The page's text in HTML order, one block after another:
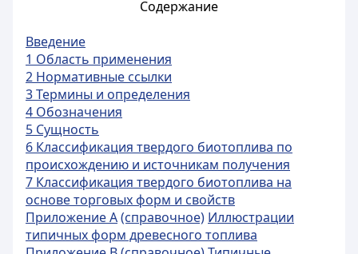
Содержание
Введение
1 Область применения
2 Нормативные ссылки
3 Термины и определения
4 Обозначения
5 Сущность
6 Классификация твердого биотоплива по
происхождению и источникам получения
7 Классификация твердого биотоплива на
основе торговых форм и свойств
Приложение А(справочное) Иллюстрации
типичных форм древесного топлива